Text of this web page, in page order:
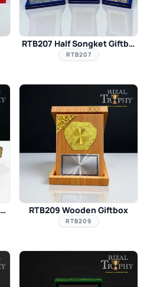
RTB207 Half Songket Giftbox Blue
RTB207
RTB208 Full Songket Giftbox RTB209 Wooden Giftbox
RTB209